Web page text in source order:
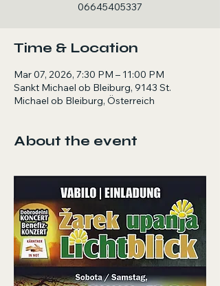
06645405337
Time & Location
Mar 07, 2026, 7:30 PM – 11:00 PM
Sankt Michael ob Bleiburg, 9143 St.
Michael ob Bleiburg, Österreich
About the event